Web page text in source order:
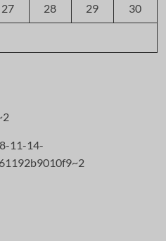
27 28 29 30